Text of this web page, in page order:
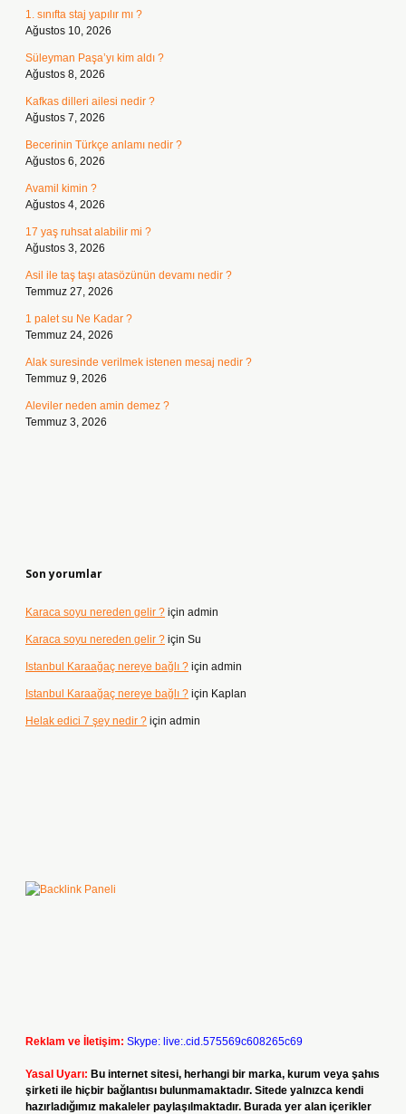
1. sınıfta staj yapılır mı ?
Ağustos 10, 2026
Süleyman Paşa’yı kim aldı ?
Ağustos 8, 2026
Kafkas dilleri ailesi nedir ?
Ağustos 7, 2026
Becerinin Türkçe anlamı nedir ?
Ağustos 6, 2026
Avamil kimin ?
Ağustos 4, 2026
17 yaş ruhsat alabilir mi ?
Ağustos 3, 2026
Asil ile taş taşı atasözünün devamı nedir ?
Temmuz 27, 2026
1 palet su Ne Kadar ?
Temmuz 24, 2026
Alak suresinde verilmek istenen mesaj nedir ?
Temmuz 9, 2026
Aleviler neden amin demez ?
Temmuz 3, 2026
Son yorumlar
Karaca soyu nereden gelir ? için admin
Karaca soyu nereden gelir ? için Su
Istanbul Karaağaç nereye bağlı ? için admin
Istanbul Karaağaç nereye bağlı ? için Kaplan
Helak edici 7 şey nedir ? için admin
Reklam ve İletişim: Skype: live:.cid.575569c608265c69
Yasal Uyarı: Bu internet sitesi, herhangi bir marka, kurum veya şahıs
şirketi ile hiçbir bağlantısı bulunmamaktadır. Sitede yalnızca kendi
hazırladığımız makaleler paylaşılmaktadır. Burada yer alan içerikler